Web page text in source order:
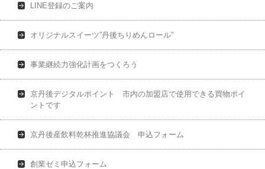
LINE登録のご案内
オリジナルスイーツ”丹後ちりめんロール”
事業継続力強化計画をつくろう
京丹後デジタルポイント 市内の加盟店で使用できる買物ポイ
ントです
京丹後産飲料乾杯推進協議会 申込フォーム
創業ゼミ申込フォーム